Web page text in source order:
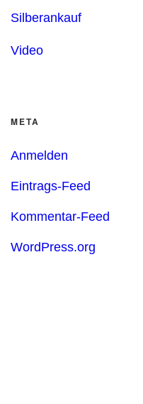
Silberankauf
Video
META
Anmelden
Eintrags-Feed
Kommentar-Feed
WordPress.org